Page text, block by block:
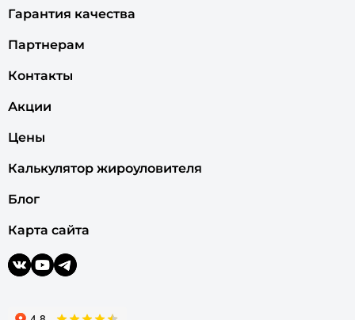
Гарантия качества
Партнерам
Контакты
Акции
Цены
Калькулятор жироуловителя
Блог
Карта сайта